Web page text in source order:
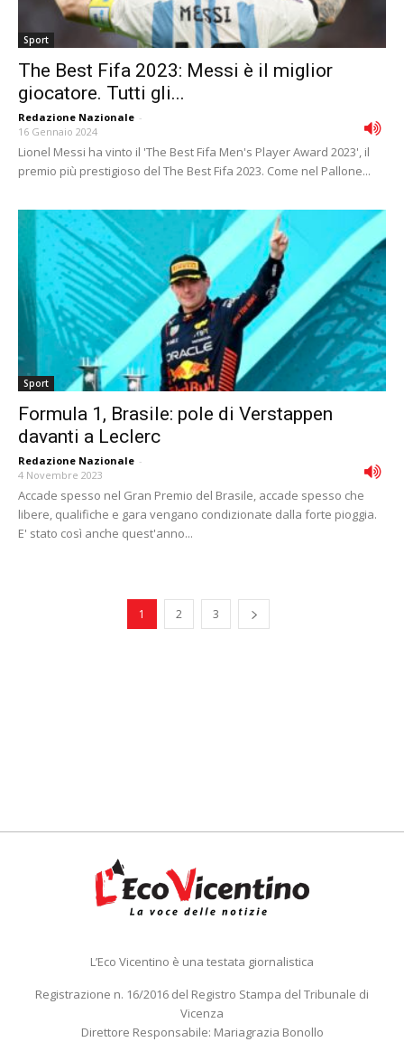
Sport
The Best Fifa 2023: Messi è il miglior
giocatore. Tutti gli...
Redazione Nazionale -
16 Gennaio 2024
Lionel Messi ha vinto il 'The Best Fifa Men's Player Award 2023', il
premio più prestigioso del The Best Fifa 2023. Come nel Pallone...
Sport
Formula 1, Brasile: pole di Verstappen
davanti a Leclerc
Redazione Nazionale -
4 Novembre 2023
Accade spesso nel Gran Premio del Brasile, accade spesso che
libere, qualifiche e gara vengano condizionate dalla forte pioggia.
E' stato così anche quest'anno...
1 2 3
L’Eco Vicentino è una testata giornalistica
Registrazione n. 16/2016 del Registro Stampa del Tribunale di
Vicenza
Direttore Responsabile: Mariagrazia Bonollo